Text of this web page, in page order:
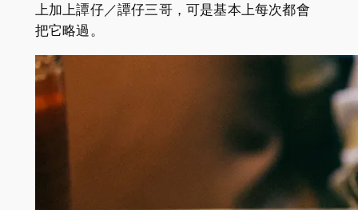
上加上譚仔／譚仔三哥，可是基本上每次都會
把它略過。